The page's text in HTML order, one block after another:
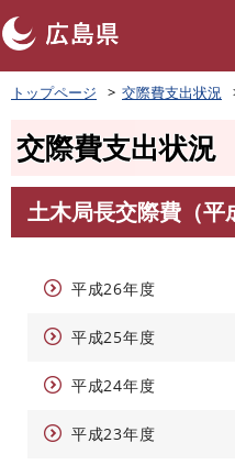
ペ
ー
頭
す
トップページ 交際費支出状況
交際費支出状況
文
土木局長交際費（平
平成26年度
平成25年度
平成24年度
平成23年度